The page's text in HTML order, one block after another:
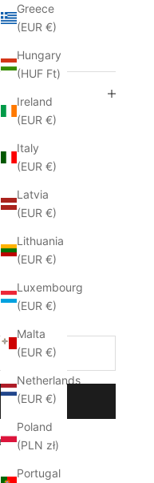
Greece
(EUR €)
Hungary
(HUF Ft)
Ireland
(EUR €)
Italy
(EUR €)
Latvia
(EUR €)
Lithuania
(EUR €)
Luxembourg
(EUR €)
Malta
(EUR €)
Netherlands
(EUR €)
Poland
(PLN zł)
Portugal
Sanità